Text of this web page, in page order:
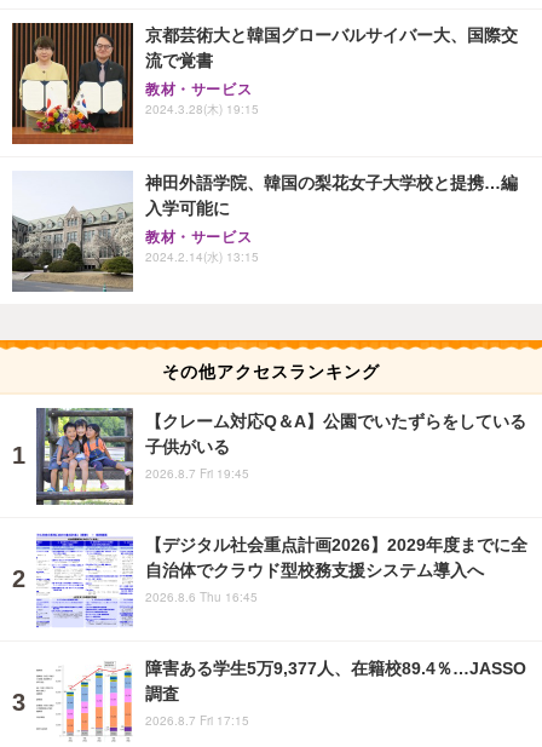
京都芸術大と韓国グローバルサイバー大、国際交
流で覚書
教材・サービス
2024.3.28(木) 19:15
神田外語学院、韓国の梨花女子大学校と提携…編
入学可能に
教材・サービス
2024.2.14(水) 13:15
その他アクセスランキング
【クレーム対応Q＆A】公園でいたずらをしている
子供がいる
2026.8.7 Fri 19:45
【デジタル社会重点計画2026】2029年度までに全
自治体でクラウド型校務支援システム導入へ
2026.8.6 Thu 16:45
障害ある学生5万9,377人、在籍校89.4％…JASSO
調査
2026.8.7 Fri 17:15